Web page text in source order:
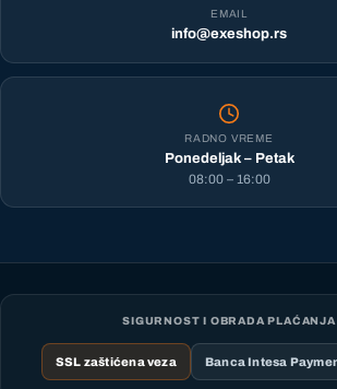
EMAIL
info@exeshop.rs
RADNO VREME
Ponedeljak – Petak
08:00 – 16:00
SIGURNOST I OBRADA PLAĆANJA
SSL zaštićena veza Banca Intesa